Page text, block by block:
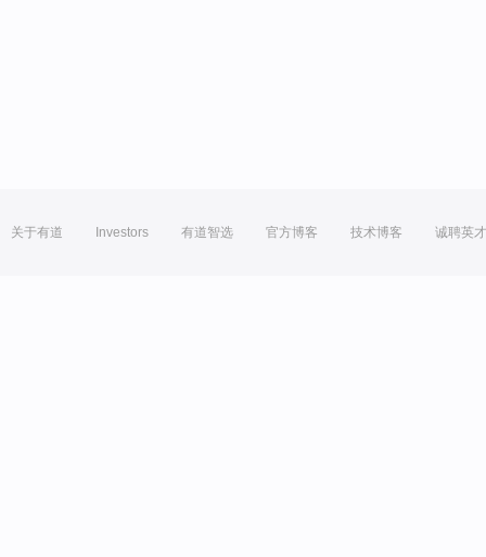
关于有道 Investors 有道智选 官方博客 技术博客 诚聘英才